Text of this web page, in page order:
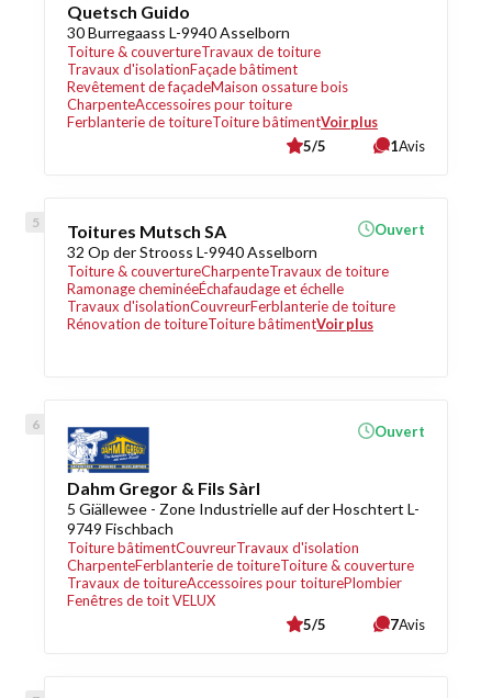
Quetsch Guido
30 Burregaass L-9940 Asselborn
Toiture & couvertureTravaux de toiture
Travaux d'isolationFaçade bâtiment
Revêtement de façadeMaison ossature bois
CharpenteAccessoires pour toiture
Ferblanterie de toitureToiture bâtimentVoir plus
5/5 1Avis
Toitures Mutsch SA
32 Op der Strooss L-9940 Asselborn
Toiture & couvertureCharpenteTravaux de toiture
Ramonage cheminéeÉchafaudage et échelle
Travaux d'isolationCouvreurFerblanterie de toiture
Rénovation de toitureToiture bâtimentVoir plus
Ouvert
Dahm Gregor & Fils Sàrl
5 Giällewee - Zone Industrielle auf der Hoschtert L-
9749 Fischbach
Toiture bâtimentCouvreurTravaux d'isolation
CharpenteFerblanterie de toitureToiture & couverture
Travaux de toitureAccessoires pour toiturePlombier
Fenêtres de toit VELUX
Ouvert
5/5 7Avis